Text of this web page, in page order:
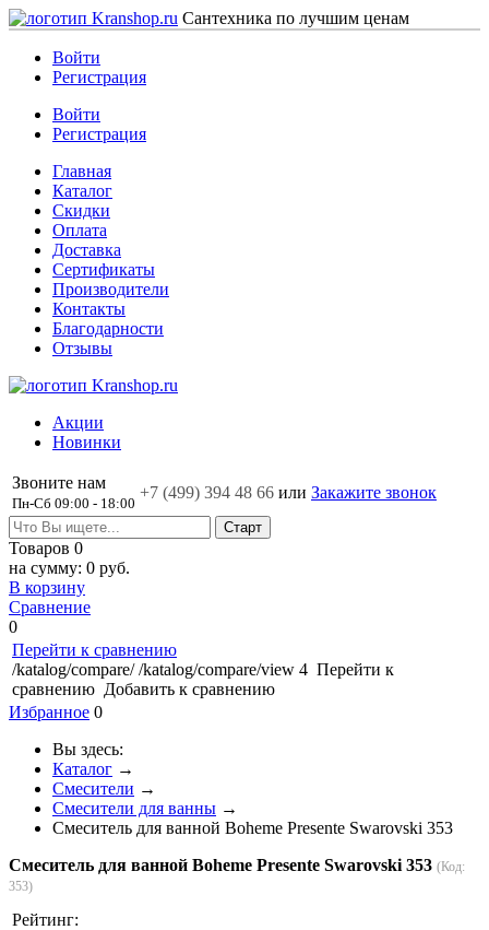
Сантехника по лучшим ценам
Войти
Регистрация
Войти
Регистрация
Главная
Каталог
Скидки
Оплата
Доставка
Сертификаты
Производители
Контакты
Благодарности
Отзывы
Акции
Новинки
Звоните нам
Пн-Сб 09:00 - 18:00
+7 (499) 394 48 66 или Закажите звонок
Товаров 0
на сумму: 0 руб.
В корзину
Сравнение
0
Перейти к сравнению
/katalog/compare/ /katalog/compare/view 4 Перейти к
сравнению Добавить к сравнению
Избранное 0
Вы здесь:
Каталог →
Смесители →
Смесители для ванны →
Смеситель для ванной Boheme Presente Swarovski 353
Смеситель для ванной Boheme Presente Swarovski 353 (Код:
353)
Рейтинг: